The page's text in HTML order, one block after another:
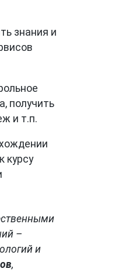
знания и
получить
и т.п.
курсу
–
и
,